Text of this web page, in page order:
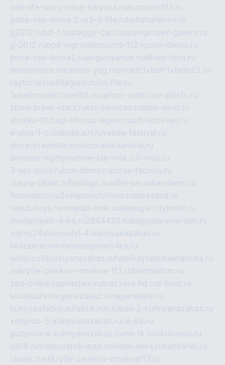
one-life-story.rutop-halyava.ruaccounts112.ru
poka-vse-doma-2.ru3-d-file.ru hahahaharms.ru
g2012.rutst-1.rushaggy-cat.ruopsmgr.ruev-gallery.ru
g-2012.ruops-mgr.ruaccounts-112.rucsm-demo.ru
poka-vse-doma2.ruairgungames.ruallseo-host.ru
tehosmotre.ruvarieta-yug.rucricetc1xbetr1xbetcc2.ru
raytor-d.ruatillagunn.ru3d-file.ru
1xbeticricetc1xbetti5.ruuafoot-statti.rue-abis1c.ru
store-brawl-stars.rukts-services.rudark-sand.ru
sindika-01.rusp-life.rux-legion.rusib-archives.ru
e-abis-1-c.rusindika01.ruvenda-festival.ru
store-brawlstars.rudooraleksandria.ru
antenna-highly.ru mine-lab-msk.ru1-mus.ru
3-sex-porn.ruban-damn.rupurse-factory.ru
viagra-tablet.rufasbags.ruadler-jun.rubandamn.ru
fincontech.ru3sexporn.ru1mus.rudarksand.ru
rebus-toys.ru minelab-msk.rualabuga-cityhotel.ru
medsprawo-4-ka.ru2864420.rublagodarenie-spb.ru
zajmy24.rutovudyi-4-kuhnyanazakaz.ru
brazzerscom.ru medsprawo4ka.ru
xehyroo5kuhnyanazakaz.rufabrikayfabrikaefabrika.ru
vskrytie-zamkov-moskva-113.rubiletnadom.ru
zed-online.rupimchax.rubrazzers-hd.ruz-host.ru
kitubeu2kuhnyanazakaz.ru naperekate.ru
kuhnyaofabrikaufabrik.rukitubeu-2-kuhnyanazakaz.ru
xehyroo-5-kuhnyanazakaz.rucs-68.ru
guzywia-4-kuhnyanazakaz.ru mir-tk.ruvlknrussia.ru
cs68.ruvladivostok-map.ruvideo-seks.rubankaribi.ru
raszar.ruvskrytie-zamkov-moskva113.ru